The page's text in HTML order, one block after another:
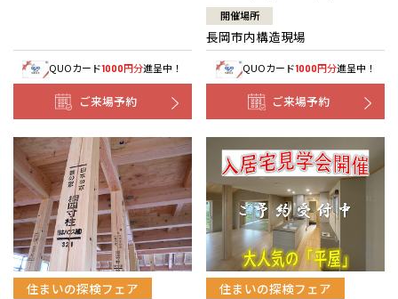
QUOカード1000円分進呈中！
ご来場予約
開催場所
長岡市内構造現場
QUOカード1000円分進呈中！
ご来場予約
住まいの探検フェア 住まいの探検フェア